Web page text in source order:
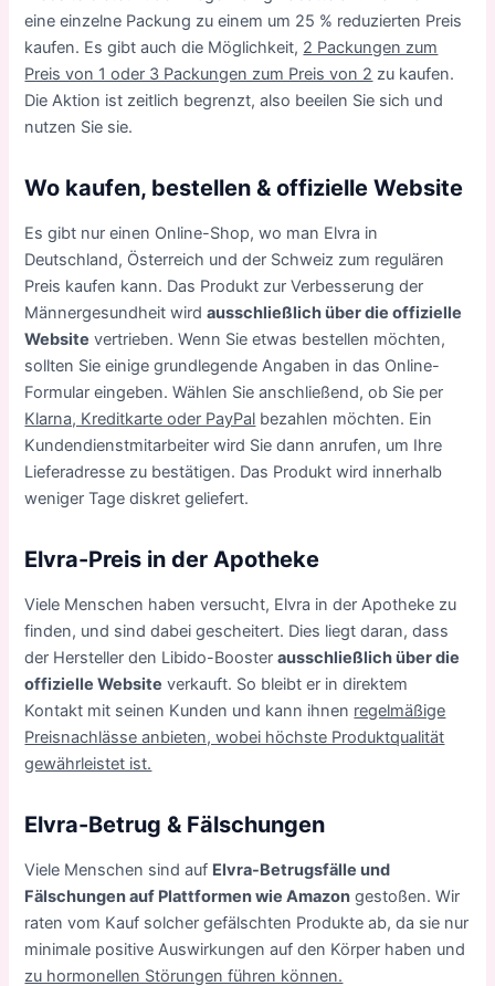
eine einzelne Packung zu einem um 25 % reduzierten Preis
kaufen. Es gibt auch die Möglichkeit, 2 Packungen zum
Preis von 1 oder 3 Packungen zum Preis von 2 zu kaufen.
Die Aktion ist zeitlich begrenzt, also beeilen Sie sich und
nutzen Sie sie.
Wo kaufen, bestellen & offizielle Website
Es gibt nur einen Online-Shop, wo man Elvra in
Deutschland, Österreich und der Schweiz zum regulären
Preis kaufen kann. Das Produkt zur Verbesserung der
Männergesundheit wirdausschließlich über die offizielle
Website vertrieben. Wenn Sie etwas bestellen möchten,
sollten Sie einige grundlegende Angaben in das Online-
Formular eingeben. Wählen Sie anschließend, ob Sie per
Klarna, Kreditkarte oder PayPal bezahlen möchten. Ein
Kundendienstmitarbeiter wird Sie dann anrufen, um Ihre
Lieferadresse zu bestätigen. Das Produkt wird innerhalb
weniger Tage diskret geliefert.
Elvra-Preis in der Apotheke
Viele Menschen haben versucht, Elvra in der Apotheke zu
finden, und sind dabei gescheitert. Dies liegt daran, dass
der Hersteller den Libido-Boosterausschließlich über die
offizielle Website verkauft. So bleibt er in direktem
Kontakt mit seinen Kunden und kann ihnen regelmäßige
Preisnachlässe anbieten, wobei höchste Produktqualität
gewährleistet ist.
Elvra-Betrug & Fälschungen
Viele Menschen sind auf Elvra-Betrugsfälle und
Fälschungen auf Plattformen wie Amazon gestoßen. Wir
raten vom Kauf solcher gefälschten Produkte ab, da sie nur
minimale positive Auswirkungen auf den Körper haben und
zu hormonellen Störungen führen können.